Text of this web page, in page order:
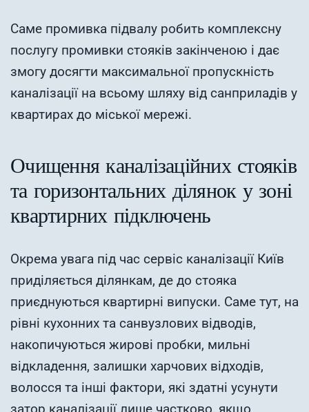
Саме промивка підвалу робить комплексну
послугу промивки стояків закінченою і дає
змогу досягти максимальної пропускність
каналізації на всьому шляху від санприладів у
квартирах до міської мережі.
Очищення каналізаційних стояків
та горизонтальних ділянок у зоні
квартирних підключень
Окрема увага під час сервіс каналізації Київ
приділяється ділянкам, де до стояка
приєднуються квартирні випуски. Саме тут, на
рівні кухонних та санвузлових відводів,
накопичуються жирові пробки, мильні
відкладення, залишки харчових відходів,
волосся та інші фактори, які здатні усунути